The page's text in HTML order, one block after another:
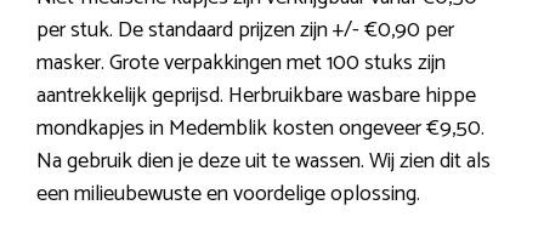
per stuk. De standaard prijzen zijn +/- €0,90 per
masker. Grote verpakkingen met 100 stuks zijn
aantrekkelijk geprijsd. Herbruikbare wasbare hippe
mondkapjes in Medemblik kosten ongeveer €9,50.
Na gebruik dien je deze uit te wassen. Wij zien dit als
een milieubewuste en voordelige oplossing.